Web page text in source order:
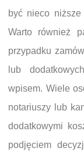
być nieco
Warto również
przypadku
lub
wpisem. Wiele
notariuszy lub
dodatkowymi
podjęciem